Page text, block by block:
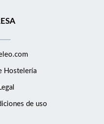
Hostelería
de uso